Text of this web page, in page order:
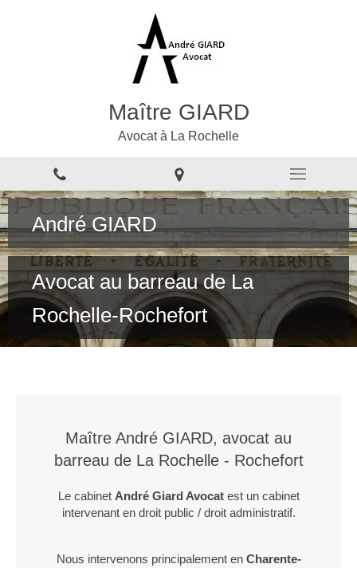
Maître GIARD
Avocat à La Rochelle
André GIARD
Avocat au barreau de La
Rochelle-Rochefort
Maître André GIARD, avocat au
barreau de La Rochelle - Rochefort
Le cabinet André Giard Avocatest un cabinet
intervenant en droit public / droit administratif.
Nous intervenons principalement en Charente-